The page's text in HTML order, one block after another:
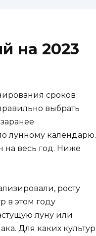
на 2023
сроков
выбрать
лунному календарю.
на весь год. Ниже
росту
в этом году
луну или
Для каких культур